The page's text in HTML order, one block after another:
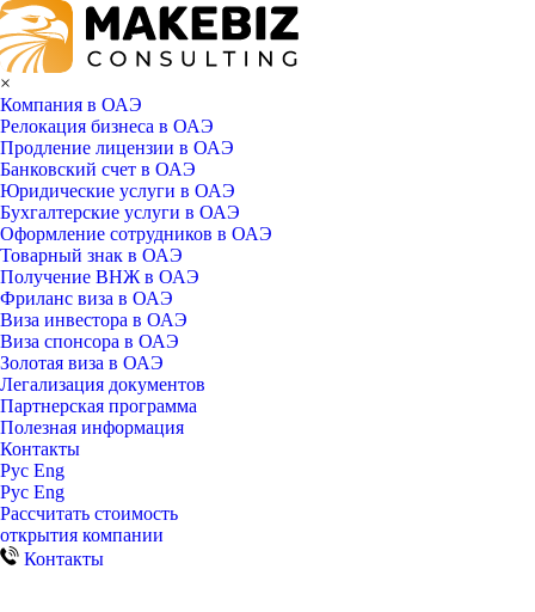
×
Компания в ОАЭ
Релокация бизнеса в ОАЭ
Продление лицензии в ОАЭ
Банковский счет в ОАЭ
Юридические услуги в ОАЭ
Бухгалтерские услуги в ОАЭ
Оформление сотрудников в ОАЭ
Товарный знак в ОАЭ
Получение ВНЖ в ОАЭ
Фриланс виза в ОАЭ
Виза инвестора в ОАЭ
Виза спонсора в ОАЭ
Золотая виза в ОАЭ
Легализация документов
Партнерская программа
Полезная информация
Контакты
Рус Eng
Рус Eng
Рассчитать стоимость
открытия компании
Контакты